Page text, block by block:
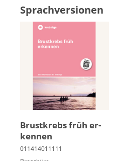
Sprachversionen
Brust­krebs früh er­
ken­nen